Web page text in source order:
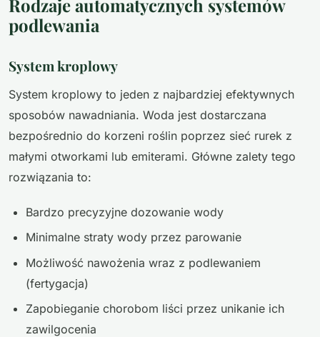
Rodzaje automatycznych systemów
podlewania
System kroplowy
System kroplowy to jeden z najbardziej efektywnych
sposobów nawadniania. Woda jest dostarczana
bezpośrednio do korzeni roślin poprzez sieć rurek z
małymi otworkami lub emiterami. Główne zalety tego
rozwiązania to:
Bardzo precyzyjne dozowanie wody
Minimalne straty wody przez parowanie
Możliwość nawożenia wraz z podlewaniem
(fertygacja)
Zapobieganie chorobom liści przez unikanie ich
zawilgocenia